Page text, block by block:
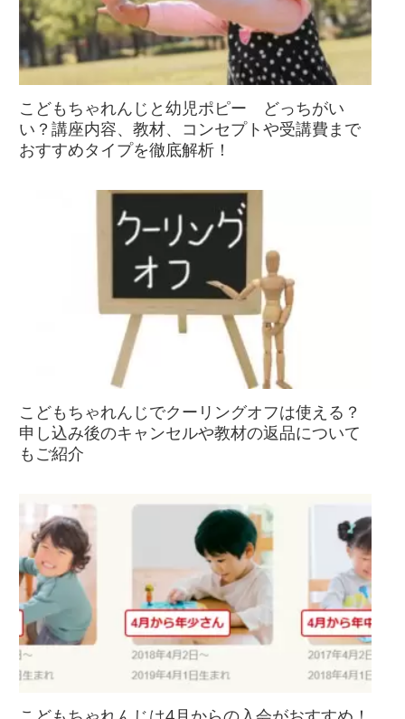
こどもちゃれんじと幼児ポピー どっちがい
い？講座内容、教材、コンセプトや受講費まで
おすすめタイプを徹底解析！
こどもちゃれんじでクーリングオフは使える？
申し込み後のキャンセルや教材の返品について
もご紹介